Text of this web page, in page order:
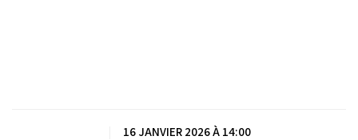
16 JANVIER 2026 À 14:00